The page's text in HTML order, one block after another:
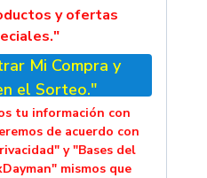
y ofertas
Mi Compra y
el Sorteo."
tu información con
de acuerdo con
y "Bases del
mismos que